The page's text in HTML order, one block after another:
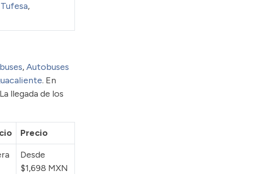
,
,Autobuses
. En
llegada de los
Precio
Desde
$1,698 MXN